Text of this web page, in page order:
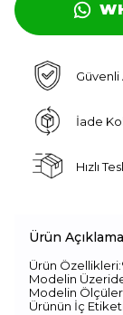
Güvenli
İade
Hızlı
Ürün
Ürün
Modelin
Modelin
Ürünün İç